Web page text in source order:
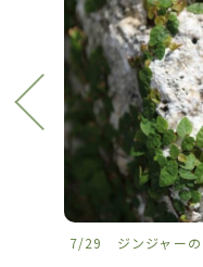
7/29 ジンジャーの